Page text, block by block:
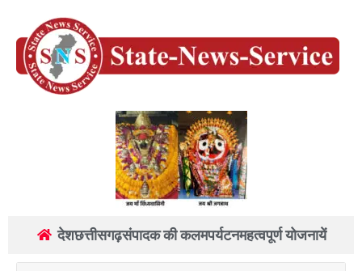
देशछत्तीसगढ़संपादक की कलमपर्यटनमहत्वपूर्ण योजनायें